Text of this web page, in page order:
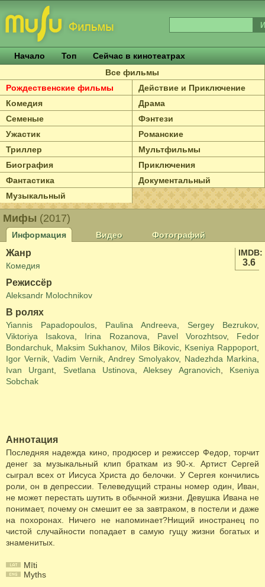
Начало Топ
Сейчас в кинотеатрах
Все фильмы
Рождественские фильмы
Действие и Приключение
Комедия
Драма
Семеные
Фэнтези
Ужастик
Романские
Триллер
Мультфильмы
Биография
Приключения
Фантастика
Документальный
Музыкальный
Мифы (2017)
Информация Видео
Фотографий
IMDB:
3.6
Жанр
Комедия
Режиссёр
Aleksandr Molochnikov
В ролях
Yiannis Papadopoulos Paulina Andreeva Sergey Bezrukov,
Viktoriya Isakova
Irina Rozanova Pavel Vorozhtsov, Fedor
Bondarchuk
Maksim Sukhanov, Milos Bikovic, Kseniya Rappoport
Igor Vernik
Vadim Vernik Andrey Smolyakov, Nadezhda Markina
Ivan Urgant
Svetlana Ustinova ,Aleksey Agranovich
Kseniya
Sobchak
Аннотация
Последняя надежда кино, продюсер и режиссер Федор, торчит
денег за музыкальный клип браткам из 90-х. Артист Сергей
сыграл всех от Иисуса Христа до белочки. У Сергея кончились
роли, он в депрессии. Телеведущий страны номер один, Иван,
не может перестать шутить в обычной жизни. Девушка Ивана не
понимает, почему он смешит ее за завтраком, в постели и даже
на похоронах. Ничего не напоминает?Нищий иностранец по
чистой случайности попадает в самую гущу жизни богатых и
знаменитых.
Mīti
Myths